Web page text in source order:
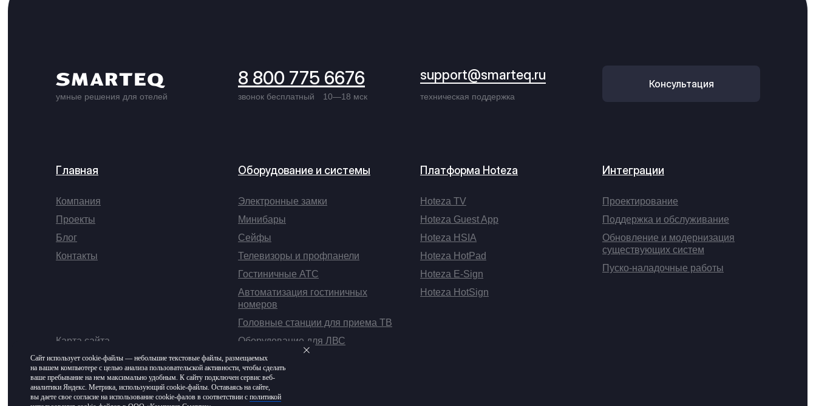
умные решения для отелей
Главная
Компания
Проекты
Блог
Контакты
Оборудование и системы
Электронные замки
Минибары
Сейфы
Телевизоры и профпанели
Гостиничные АТС
Головные станции для приема ТВ
Оборудование для ЛВС
Платформа Hoteza
Hoteza TV
Hoteza Guest App
Hoteza HSIA
Hoteza HotPad
Hoteza E-Sign
Hoteza HotSign
Интеграции
Проектирование
Поддержка и обслуживание
Обновление и модернизация
существующих систем
8 800 775 6676
звонок бесплатный 10—18 мск
support@smarteq.ru
техническая поддержка
Консультация
Автоматизация гостиничных
номеров
Пуско-наладочные работы
Карта сайта
Сайт использует cookie-файлы — небольшие текстовые файлы, размещаемых
на вашем компьютере с целью анализа пользовательской активности, чтобы сделать
ваше пребывание на нем максимально удобным. К cайту подключен сервис веб-
аналитики Яндекс. Метрика, использующий cookie-файлы. Оставаясь на сайте,
вы даете свое согласие на использование cookie-фалов в соответствии с политикой